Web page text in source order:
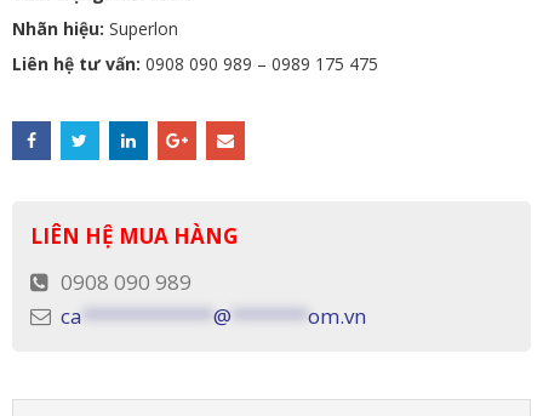
Nhãn hiệu: Superlon
Liên hệ tư vấn: 0908 090 989 – 0989 175 475
LIÊN HỆ MUA HÀNG
0908 090 989
ca
@ om.vn